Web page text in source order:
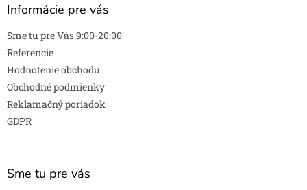
Informácie pre vás
Sme tu pre Vás 9:00-20:00
Referencie
Hodnotenie obchodu
Obchodné podmienky
Reklamačný poriadok
GDPR
Sme tu pre vás